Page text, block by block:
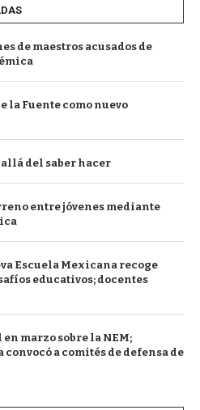
de maestros acusados de
la Fuente como nuevo
del saber hacer
entre jóvenes mediante
Escuela Mexicana recoge
educativos; docentes
marzo sobre la NEM;
a comités de defensa de